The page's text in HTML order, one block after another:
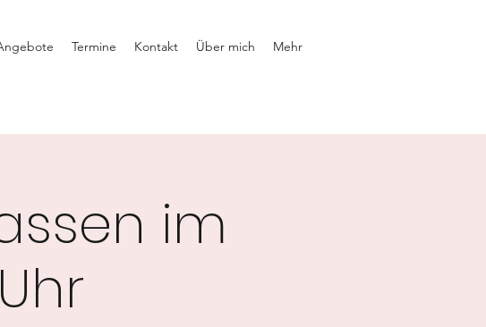
Termine Kontakt Über mich Mehr
im